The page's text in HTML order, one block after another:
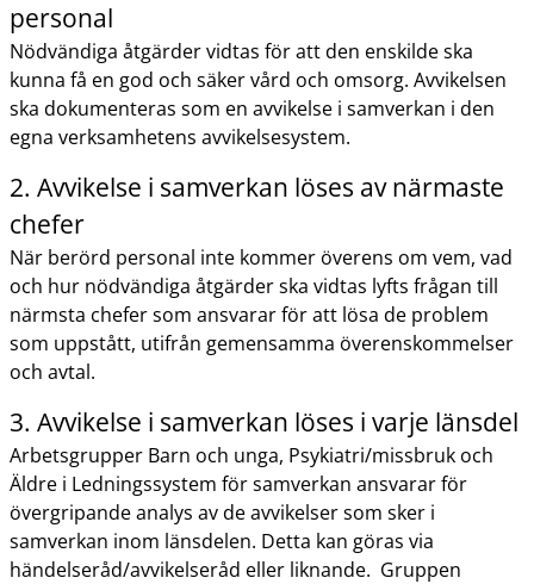
personal
Nödvändiga åtgärder vidtas för att den enskilde ska
kunna få en god och säker vård och omsorg. Avvikelsen
ska dokumenteras som en avvikelse i samverkan i den
egna verksamhetens avvikelsesystem.
2. Avvikelse i samverkan löses av närmaste
chefer
När berörd personal inte kommer överens om vem, vad
och hur nödvändiga åtgärder ska vidtas lyfts frågan till
närmsta chefer som ansvarar för att lösa de problem
som uppstått, utifrån gemensamma överenskommelser
och avtal.
3. Avvikelse i samverkan löses i varje länsdel
Arbetsgrupper Barn och unga, Psykiatri/missbruk och
Äldre i Ledningssystem för samverkan ansvarar för
övergripande analys av de avvikelser som sker i
samverkan inom länsdelen. Detta kan göras via
händelseråd/avvikelseråd eller liknande. Gruppen